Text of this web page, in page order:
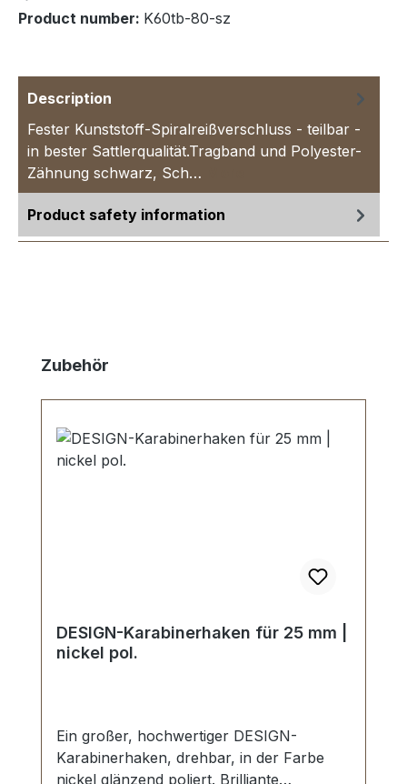
Product number: K60tb-80-sz
Description
Fester Kunststoff-Spiralreißverschluss - teilbar -
in bester Sattlerqualität.Tragband und Polyester-
Zähnung schwarz, Sch…
Product safety information
Skip product gallery
Zubehör
DESIGN-Karabinerhaken für 25 mm |
nickel pol.
Ein großer, hochwertiger DESIGN-
Karabinerhaken, drehbar, in der Farbe
nickel glänzend poliert. Brilliante